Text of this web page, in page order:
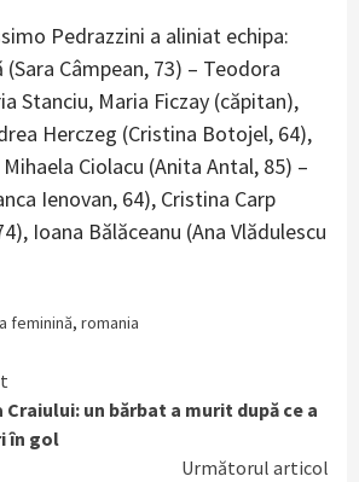
Pedrazzini a aliniat echipa:
Câmpean, 73) – Teodora
Stanciu, Maria Ficzay (căpitan),
Herczeg (Cristina Botojel, 64),
Ciolacu (Anita Antal, 85) –
Ienovan, 64), Cristina Carp
Ioana Bălăceanu (Ana Vlădulescu
feminină, romania
un bărbat a murit după ce a
în gol
Următorul articol